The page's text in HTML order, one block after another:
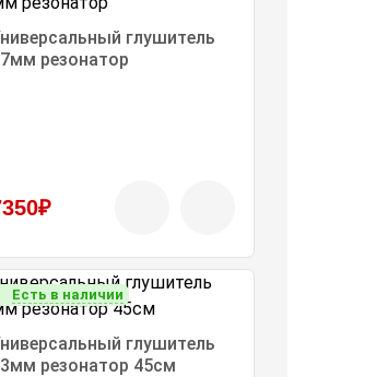
глушитель
резонатор
Есть в наличии
глушитель
резонатор 45см